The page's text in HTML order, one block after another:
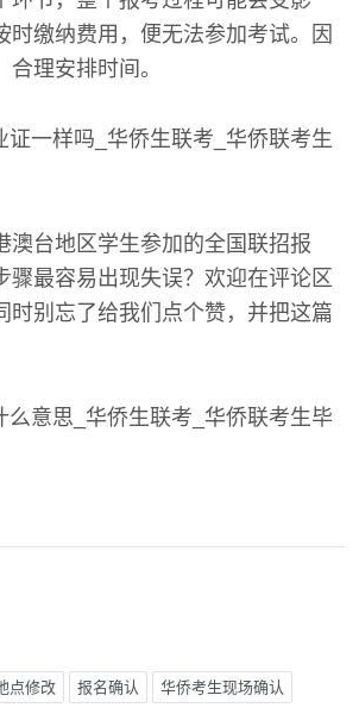
时缴纳费用，便无法参加考试。因
理安排时间。
澳台地区学生参加的全国联招报
骤最容易出现失误？欢迎在评论区
时别忘了给我们点个赞，并把这篇
点修改 报名确认 华侨考生现场确认